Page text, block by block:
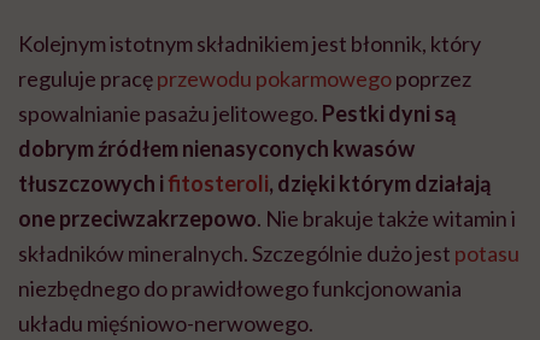
Kolejnym istotnym składnikiem jest błonnik, który
reguluje pracęprzewodu pokarmowegopoprzez
spowalnianie pasażu jelitowego. Pestki dyni są
dobrym źródłem nienasyconych kwasów
tłuszczowych ifitosteroli, dzięki którym działają
one przeciwzakrzepowo. Nie brakuje także witamin i
składników mineralnych. Szczególnie dużo jest potasu
niezbędnego do prawidłowego funkcjonowania
układu mięśniowo-nerwowego.